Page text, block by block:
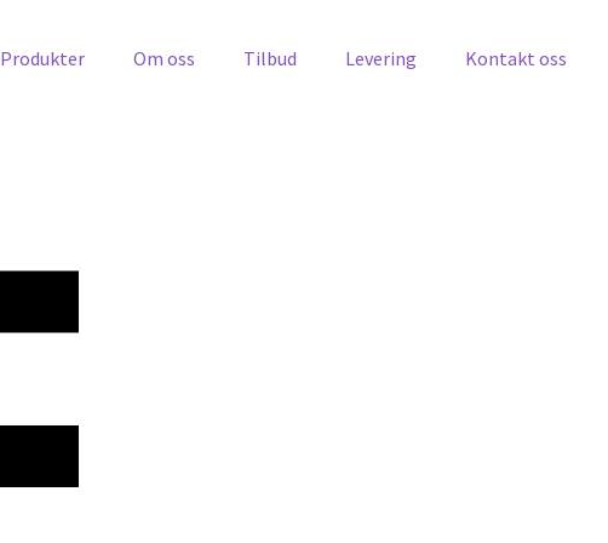
Produkter Om oss Tilbud Levering Kontakt oss